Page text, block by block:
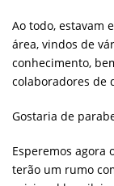
Ao todo, estavam
área, vindos de
conhecimento,
colaboradores de
Gostaria de
Esperemos agora
terão um rumo